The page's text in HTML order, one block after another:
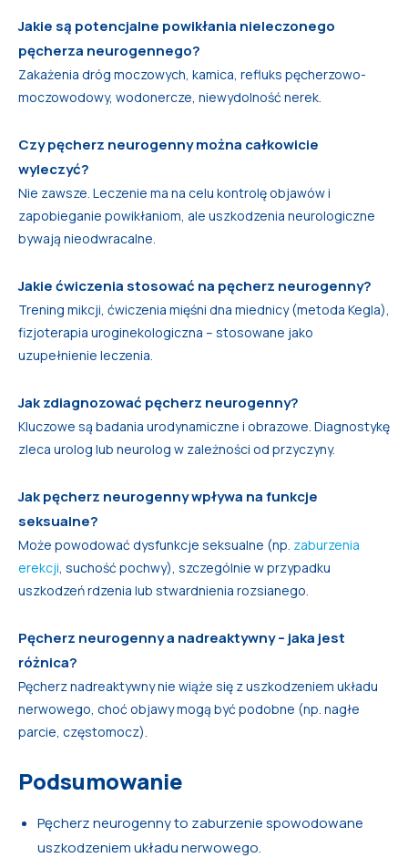
Jakie są potencjalne powikłania nieleczonego
pęcherza neurogennego?
Zakażenia dróg moczowych, kamica, refluks pęcherzowo-
moczowodowy, wodonercze, niewydolność nerek.
Czy pęcherz neurogenny można całkowicie
wyleczyć?
Nie zawsze. Leczenie ma na celu kontrolę objawów i
zapobieganie powikłaniom, ale uszkodzenia neurologiczne
bywają nieodwracalne.
Jakie ćwiczenia stosować na pęcherz neurogenny?
Trening mikcji, ćwiczenia mięśni dna miednicy (metoda Kegla),
fizjoterapia uroginekologiczna – stosowane jako
uzupełnienie leczenia.
Jak zdiagnozować pęcherz neurogenny?
Kluczowe są badania urodynamiczne i obrazowe. Diagnostykę
zleca urolog lub neurolog w zależności od przyczyny.
Jak pęcherz neurogenny wpływa na funkcje
seksualne?
Może powodować dysfunkcje seksualne (np. zaburzenia
erekcji, suchość pochwy), szczególnie w przypadku
uszkodzeń rdzenia lub stwardnienia rozsianego.
Pęcherz neurogenny a nadreaktywny – jaka jest
różnica?
Pęcherz nadreaktywny nie wiąże się z uszkodzeniem układu
nerwowego, choć objawy mogą być podobne (np. nagłe
parcie, częstomocz).
Podsumowanie
Pęcherz neurogenny to zaburzenie spowodowane
uszkodzeniem układu nerwowego.